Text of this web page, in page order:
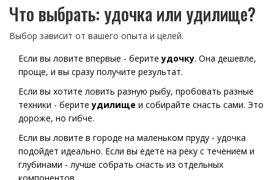
Что выбрать: удочка или удилище?
Выбор зависит от вашего опыта и целей.
Если вы ловите впервые - беритеудочку. Она дешевле,
проще, и вы сразу получите результат.
Если вы хотите ловить разную рыбу, пробовать разные
техники - беритеудилище и собирайте снасть сами. Это
дороже, но гибче.
Если вы ловите в городе на маленьком пруду - удочка
подойдет идеально. Если вы едете на реку с течением и
глубинами - лучше собрать снасть из отдельных
компонентов.